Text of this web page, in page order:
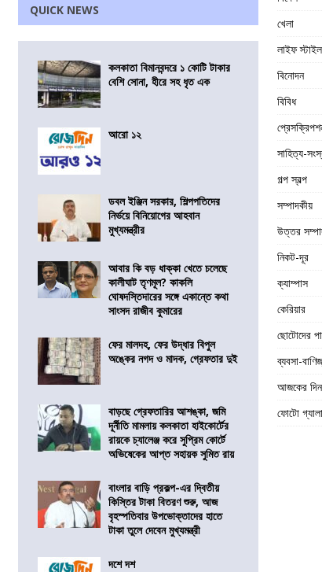
QUICK NEWS
কলকাতা বিমানবন্দরে ১ কোটি টাকার
বেশি সোনা, হীরে সহ ধৃত এক
আরো ১২
ডবল ইঞ্জিন সরকার, শিল্পপতিদের
নির্ভয়ে বিনিয়োগের আহবান
মুখ্যমন্ত্রীর
আবার কি বড় ধাক্কা খেতে চলেছে
কালীঘাট তৃণমূল? কাকলি
ঘোষদস্তিদারের সঙ্গে একান্তে কথা
সাংসদ রাজীব কুমারের
ফের মালদহ, ফের উদ্ধার বিপুল
অঙ্কের নগদ ও মাদক, গ্রেফতার দুই
বাড়ছে গ্রেফতারির আশঙ্কা, জমি
দূর্নীতি মামলায় কলকাতা হাইকোর্টের
রায়কে চ্যালেঞ্জ করে সুপ্রিম কোর্টে
অভিষেকের আপ্ত সহায়ক সুমিত রায়
বাংলার বাড়ি প্রকল্প-এর দ্বিতীয়
কিস্তির টাকা বিতরণ শুরু, আজ
বৃহস্পতিবার উপভোক্তাদের হাতে
টাকা তুলে দেবেন মুখ্যমন্ত্রী
দশে দশ
খেলা
লাইফ স্টাইল
বিনোদন
বিবিধ
সাহিত্য-
গল্প স্বল্প
সম্পাদকীয়
উত্তর
নিকট-দূর
ক্যাম্পাস
কেরিয়ার
ছোটোদের
ব্যবসা-
আজকের দিন
ফোটো